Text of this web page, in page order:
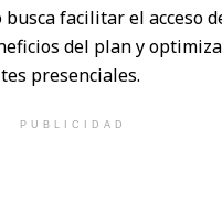
facilitar el acceso
del plan y
presenciales.
PUBLICIDAD